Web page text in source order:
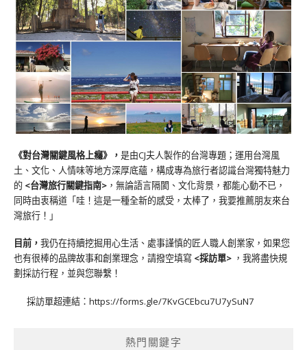
《對台灣關鍵風格上癮》 ， 是由CJ夫人製作的台灣專題；運用台灣風
土、文化、人情味等地方深厚底蘊，構成專為旅行者認識台灣獨特魅力
的 <台灣旅行關鍵指南> ，無論語言隔閡、文化背景，都能心動不已，
同時由衷稱道「哇！這是一種全新的感受，太棒了，我要推薦朋友來台
灣旅行！」
目前， 我仍在持續挖掘用心生活、處事謹慎的匠人職人創業家，如果您
也有很棒的品牌故事和創業理念，請撥空填寫 <採訪單> ，我將盡快規
劃採訪行程，並與您聯繫！
採訪單超連結： https://forms.gle/7KvGCEbcu7U7ySuN7
熱門關鍵字